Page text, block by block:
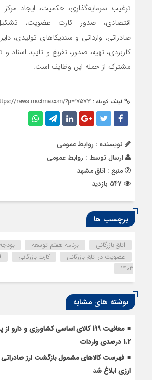
‌ترغیب سرمایه‌گذاری، حکمیت، ایجاد مرکز
اقتصادی، صدور کارت عضویت،
صادراتی، وارداتی و سندیکاهای تولیدی،
کاربردی، تهیه، صدور، تفریغ و تایید اسناد
مشترک از جمله این وظایف است.
لینک کوتاه : news.mccima.com/?p=17573
نویسنده : روابط عمومی
ارسال توسط : روابط عمومی
منبع : اتاق مشهد
برچسب ها
اتاق بازرگانی برنامه هفتم توسعه
بودجه 1403
عضویت در اتاق بازرگانی
کارت بازرگانی
1403
نوشته های مشابه
معافیت 199 کالای اساسی کشاورزی و
1.2 درصدی واردات
فهرست کالاهای مشمول بازگشت ارز صادراتی
ارزی ابلاغ شد